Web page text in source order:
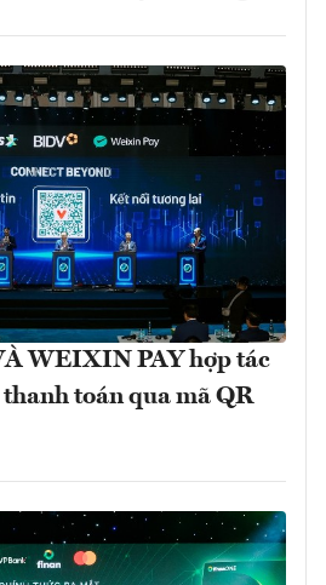
WEIXIN PAY hợp tác
toán qua mã QR